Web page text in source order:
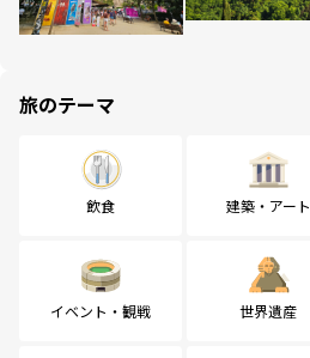
旅のテーマ
飲食 建築・アート
イベント・観戦 世界遺産